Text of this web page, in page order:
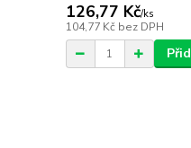
126,77 Kč/ks
104,77 Kč bez DPH